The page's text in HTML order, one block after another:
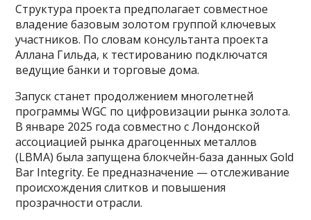
Структура проекта предполагает совместное
владение базовым золотом группой ключевых
участников. По словам консультанта проекта
Аллана Гильда, к тестированию подключатся
ведущие банки и торговые дома.
Запуск станет продолжением многолетней
программы WGC по цифровизации рынка золота.
В январе 2025 года совместно с Лондонской
ассоциацией рынка драгоценных металлов
(LBMA) была запущена блокчейн-база данных Gold
Bar Integrity. Ее предназначение — отслеживание
происхождения слитков и повышения
прозрачности отрасли.